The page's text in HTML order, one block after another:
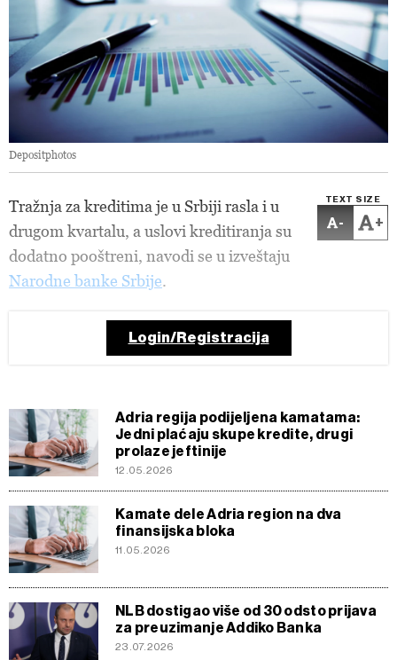
Depositphotos
TEXT SIZE
- +
Tražnja za kreditima je u Srbiji rasla i u
drugom kvartalu, a uslovi kreditiranja su
dodatno pooštreni, navodi se u izveštaju
Narodne banke Srbije.
Login/Registracija
Adria regija podijeljena kamatama:
Jedni plaćaju skupe kredite, drugi
prolaze jeftinije
12.05.2026
Kamate dele Adria region na dva
finansijska bloka
11.05.2026
NLB dostigao više od 30 odsto prijava
za preuzimanje Addiko Banka
23.07.2026